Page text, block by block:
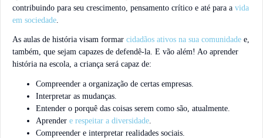
contribuindo para seu crescimento, pensamento crítico e até para a vida
em sociedade
As aulas de história visam formar cidadãos ativos na sua comunidade e,
também, que sejam capazes de defendê-la. E vão além! Ao aprender
história na escola, a criança será capaz de:
Compreender a organização de certas empresas.
Interpretar as mudanças.
Entender o porquê das coisas serem como são, atualmente.
Aprender e respeitar a diversidade
Compreender e interpretar realidades sociais.